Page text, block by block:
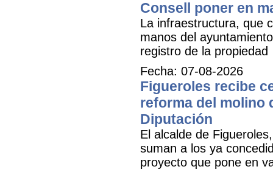
Consell poner en
La infraestructura, que
manos del
registro de la propiedad
Fecha: 07-08-2026
Figueroles recibe
reforma del molino
Diputación
El alcalde de
suman a los ya
proyecto que pone en